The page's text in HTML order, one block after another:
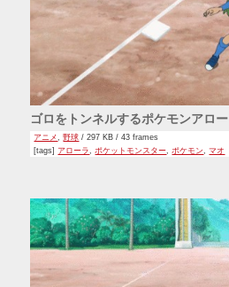
ゴロをトンネルするポケモンアロ
アニメ ,野球 / 297 KB / 43 frames
[tags] アローラ ポケットモンスター ポケモン ,マオ